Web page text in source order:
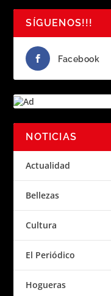
SÍGUENOS!!!
Facebook
NOTICIAS
Actualidad
Bellezas
Cultura
El Periódico
Hogueras